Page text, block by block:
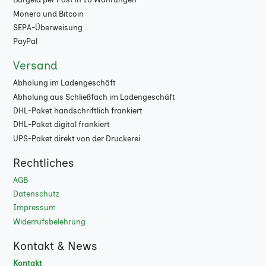
130 g Bilderdruck
glänzend Budget
130 g Bilderdruck
130 g Bilderdruck
matt
★
130 g Bilderdruck
★
130 g Bilderdruck
matt PEFC
170 g Bilderdruck
glänzend
170 g Bilderdruck
Monero und Bitcoin
SEPA-Überweisung
PayPal
Versand
Abholung im Ladengeschäft
Abholung aus Schließfach im Ladengeschäft
DHL-Paket handschriftlich frankiert
DHL-Paket digital frankiert
UPS-Paket direkt von der Druckerei
Rechtliches
AGB
Datenschutz
Impressum
Widerrufsbelehrung
Kontakt & News
Kontakt